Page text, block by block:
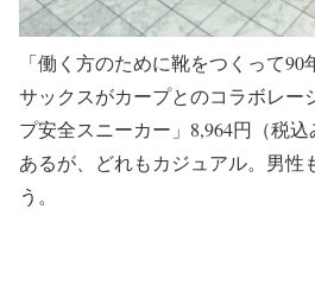
「働く方のために靴をつくって
サックスがカープとのコラボレー
プ安全スニーカー」8,964円（税
あるが、どれもカジュアル。男性
う。